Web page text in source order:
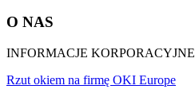
O NAS
INFORMACJE KORPORACYJNE
Rzut okiem na firmę OKI Europe